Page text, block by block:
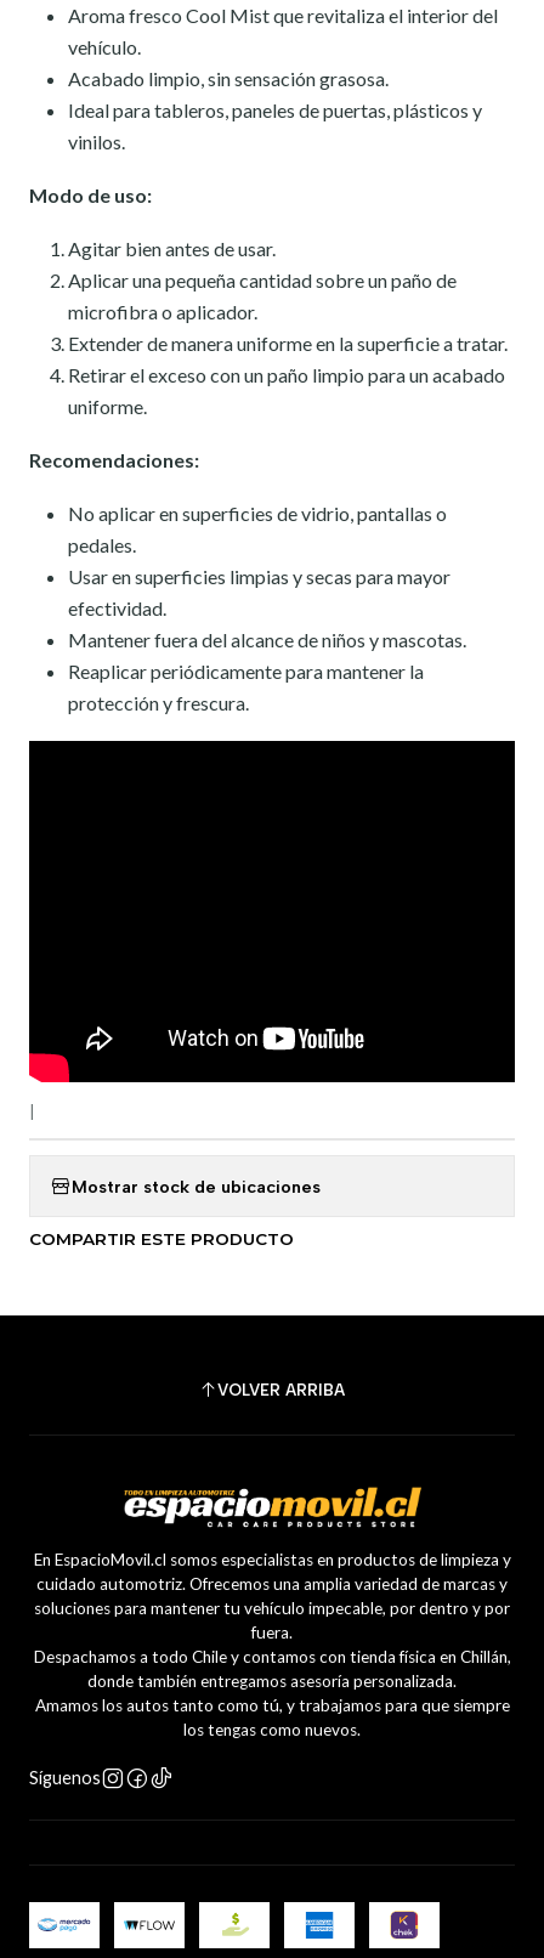
Aroma fresco Cool Mist que revitaliza el interior del
vehículo.
Acabado limpio, sin sensación grasosa.
Ideal para tableros, paneles de puertas, plásticos y
vinilos.
Modo de uso:
Agitar bien antes de usar.
Aplicar una pequeña cantidad sobre un paño de
microfibra o aplicador.
Extender de manera uniforme en la superficie a tratar.
Retirar el exceso con un paño limpio para un acabado
uniforme.
Recomendaciones:
No aplicar en superficies de vidrio, pantallas o
pedales.
Usar en superficies limpias y secas para mayor
efectividad.
Mantener fuera del alcance de niños y mascotas.
Reaplicar periódicamente para mantener la
protección y frescura.
Mostrar stock de ubicaciones
COMPARTIR ESTE PRODUCTO
VOLVER ARRIBA
En EspacioMovil.cl somos especialistas en productos de limpieza y
cuidado automotriz. Ofrecemos una amplia variedad de marcas y
soluciones para mantener tu vehículo impecable, por dentro y por
fuera.
Despachamos a todo Chile y contamos con tienda física en Chillán,
donde también entregamos asesoría personalizada.
Amamos los autos tanto como tú, y trabajamos para que siempre
los tengas como nuevos.
Síguenos